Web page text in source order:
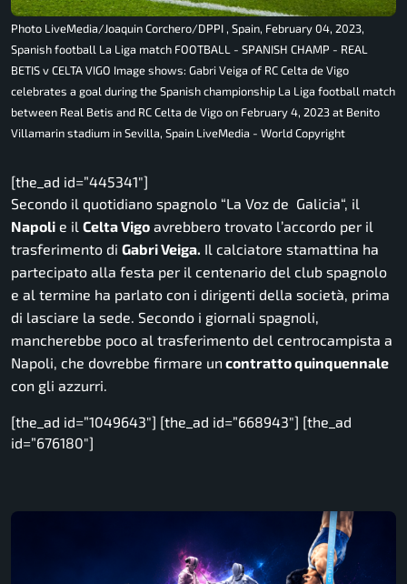
Photo LiveMedia/Joaquin Corchero/DPPI , Spain, February 04, 2023,
Spanish football La Liga match FOOTBALL - SPANISH CHAMP - REAL
BETIS v CELTA VIGO Image shows: Gabri Veiga of RC Celta de Vigo
celebrates a goal during the Spanish championship La Liga football match
between Real Betis and RC Celta de Vigo on February 4, 2023 at Benito
Villamarin stadium in Sevilla, Spain LiveMedia - World Copyright
[the_ad id=”445341″]
Secondo il quotidiano spagnolo “La Voz de Galicia“, il
Napoli e il Celta Vigo avrebbero trovato l’accordo per il
trasferimento di Gabri Veiga. Il calciatore stamattina ha
partecipato alla festa per il centenario del club spagnolo
e al termine ha parlato con i dirigenti della società, prima
di lasciare la sede. Secondo i giornali spagnoli,
mancherebbe poco al trasferimento del centrocampista a
Napoli, che dovrebbe firmare un contratto quinquennale
con gli azzurri.
[the_ad id=”1049643″] [the_ad id=”668943″] [the_ad
id=”676180″]